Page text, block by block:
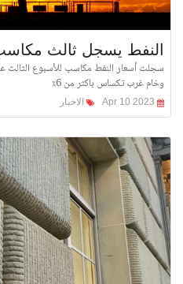
النفط يسجل ثالث
سجلت أسعار النفط مكاسب للأسبوع الثالث
وخام غرب تكساس باكثر من 6٪
الاخبار